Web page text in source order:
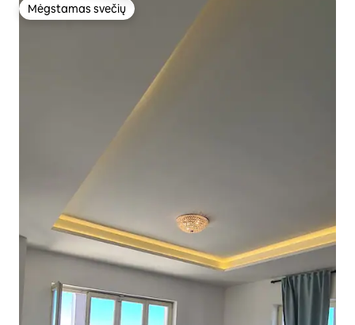
Mėgstamas svečių
Mėgstamas svečių